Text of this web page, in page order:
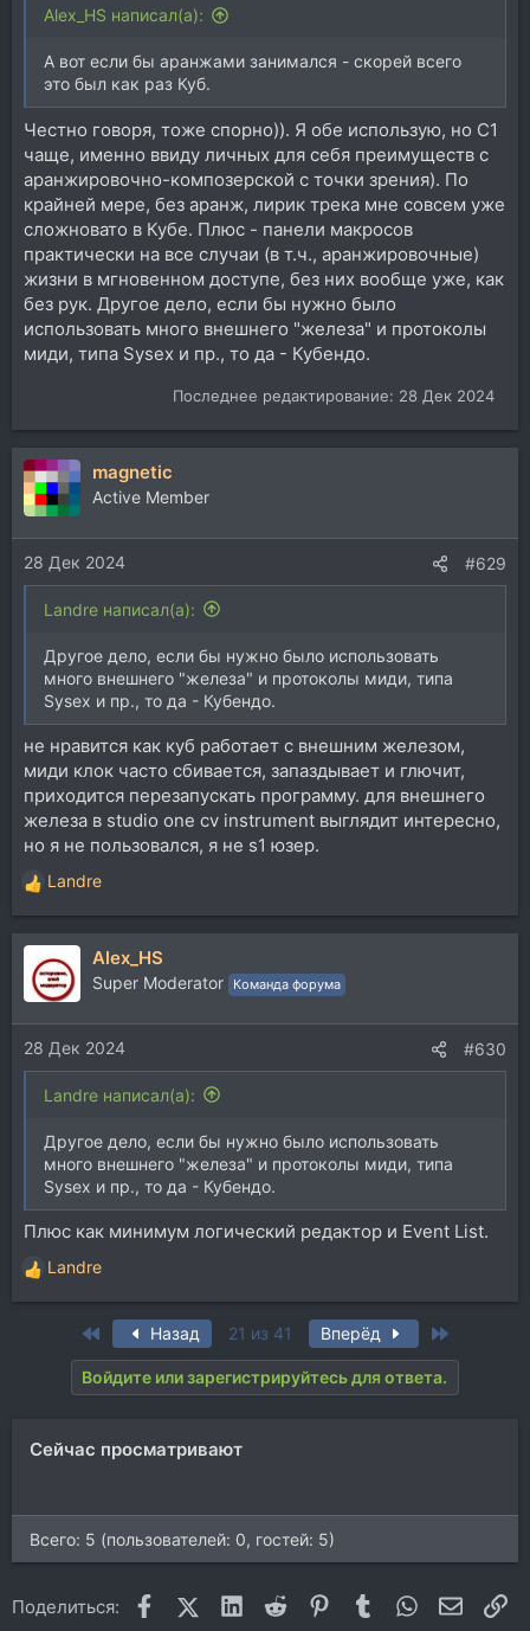
Alex_HS написал(а):
А вот если бы аранжами занимался - скорей всего
это был как раз Куб.
Честно говоря, тоже спорно)). Я обе использую, но С1
чаще, именно ввиду личных для себя преимуществ с
аранжировочно-композерской с точки зрения). По
крайней мере, без аранж, лирик трека мне совсем уже
сложновато в Кубе. Плюс - панели макросов
практически на все случаи (в т.ч., аранжировочные)
жизни в мгновенном доступе, без них вообще уже, как
без рук. Другое дело, если бы нужно было
использовать много внешнего "железа" и протоколы
миди, типа Sysex и пр., то да - Кубендо.
Последнее редактирование: 28 Дек 2024
magnetic
Active Member
28 Дек 2024 #629
Landre написал(а):
Другое дело, если бы нужно было использовать
много внешнего "железа" и протоколы миди, типа
Sysex и пр., то да - Кубендо.
не нравится как куб работает с внешним железом,
миди клок часто сбивается, запаздывает и глючит,
приходится перезапускать программу. для внешнего
железа в studio one cv instrument выглядит интересно,
но я не пользовался, я не s1 юзер.
Р
е
а
ц
и
и
:
Landre
Alex_HS
Super Moderator Команда форума
28 Дек 2024 #630
Landre написал(а):
Другое дело, если бы нужно было использовать
много внешнего "железа" и протоколы миди, типа
Sysex и пр., то да - Кубендо.
Плюс как минимум логический редактор и Event List.
Р
е
Landre
First Назад 21 из 41 Вперёд
Войдите или зарегистрируйтесь для ответа.
Сейчас просматривают
Всего: 5 (пользователей: 0, гостей: 5)
Поделиться: FacebookX (Twitter)
LinkedIn
Reddit Pinterest
Tumblr WhatsApp